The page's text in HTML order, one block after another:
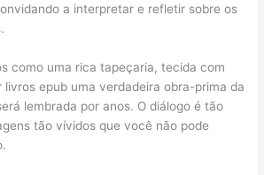
a interpretar e refletir sobre os
como uma rica tapeçaria, tecida com
livros epub uma verdadeira obra-prima da
lembrada por anos. O diálogo é tão
tão vívidos que você não pode